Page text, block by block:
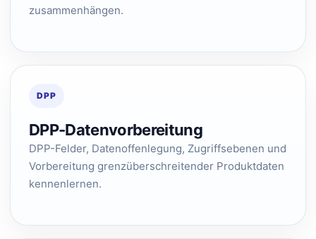
zusammenhängen.
DPP
DPP-Datenvorbereitung
DPP-Felder, Datenoffenlegung, Zugriffsebenen und
Vorbereitung grenzüberschreitender Produktdaten
kennenlernen.